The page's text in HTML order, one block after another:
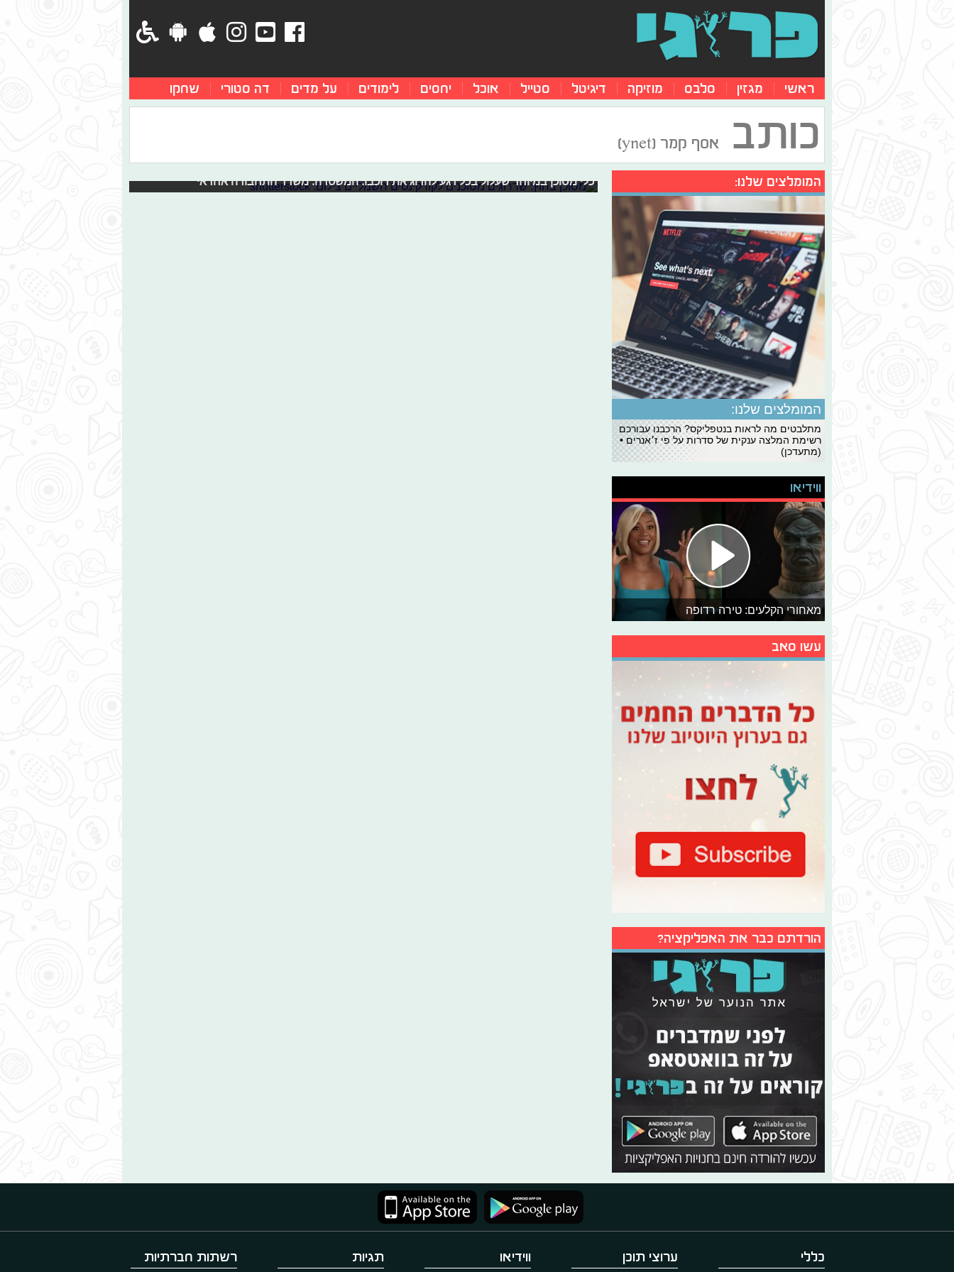
ראשי מגזין סלבס מוזיקה דיגיטל סטייל אוכל יחסים לימודים על מדים דה סטורי שחקו
כותב אסף קמר (ynet)
כלי מסוכן במיוחד שעלול בכל רגע להרוג את רוכבו. המשטרה: משרד התחבורה אחראי
המומלצים שלנו:
המומלצים שלנו:
מתלבטים מה לראות בנטפליקס? הרכבנו עבורכם
רשימת המלצה ענקית של סדרות על פי ז׳אנרים •
(מתעדכן)
ווידיאו
מאחורי הקלעים: טירה רדופה
עשו סאב
הורדתם כבר את האפליקציה?
כללי ערוצי תוכן ווידיאו תגיות רשתות חברתיות